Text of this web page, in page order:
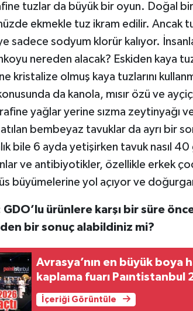
tuzlar da büyük bir oyun. Doğal
ekmekle tuz ikram edilir. Ancak
sadece sodyum klorür kalıyor.
nereden alacak? Eskiden kaya
kristalize olmuş kaya tuzlarını
da kanola, mısır özü ve
yağlar yerine sızma zeytinyağı
bembeyaz tavuklar da ayrı bir
bile 6 ayda yetişirken tavuk nasıl
ve antibiyotikler, özellikle erkek
büyümelerine yol açıyor ve
ürünlere karşı bir süre
bir sonuç alabildiniz mi?
Avrasya’nın en büyük boya
kaplama fuarı Paıntistanbul
İçeriği Görüntüle